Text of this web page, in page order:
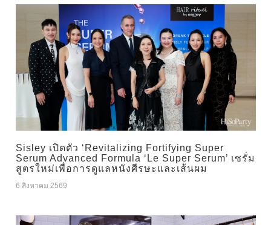
Sisley เปิดตัว ‘Revitalizing Fortifying Super
Serum Advanced Formula ‘Le Super Serum’ เซรั่ม
สูตรใหม่เพื่อการดูแลหนังศีรษะและเส้นผม
6 สิงหาคม 2569